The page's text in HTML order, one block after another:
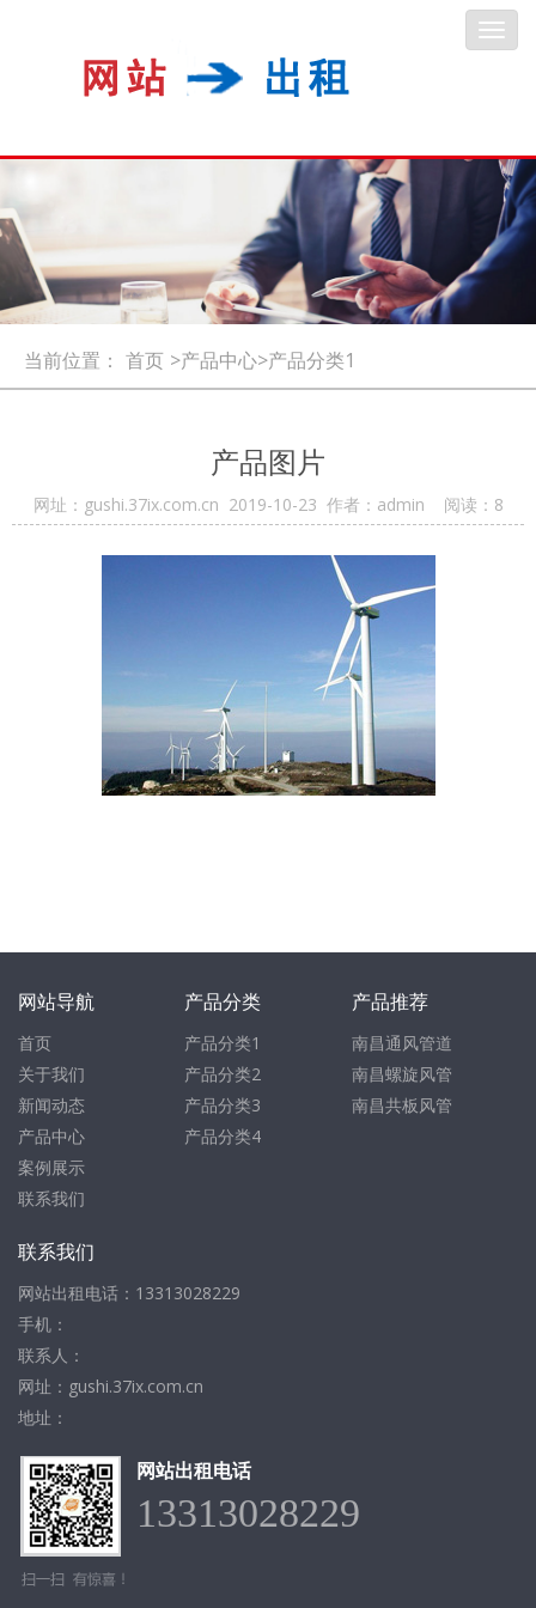
当前位置： 首页 >产品中心>产品分类1
产品图片
网址：gushi.37ix.com.cn 2019-10-23 作者：admin 阅读： 8
网站导航
首页
关于我们
新闻动态
产品中心
案例展示
联系我们
产品分类
产品分类1
产品分类2
产品分类3
产品分类4
产品推荐
南昌通风管道
南昌螺旋风管
南昌共板风管
联系我们
网站出租电话：13313028229
手机：
联系人：
网址：gushi.37ix.com.cn
地址：
网站出租电话
13313028229